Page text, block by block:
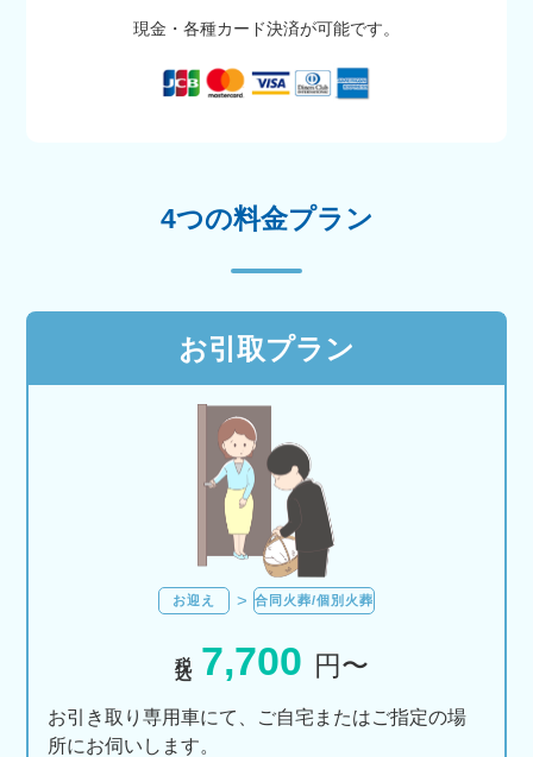
現金・各種カード決済が可能です。
4つの料金プラン
お引取プラン
お迎え 合同火葬/個別火葬
7,700 円〜
お引き取り専用車にて、ご自宅またはご指定の場
所にお伺いします。